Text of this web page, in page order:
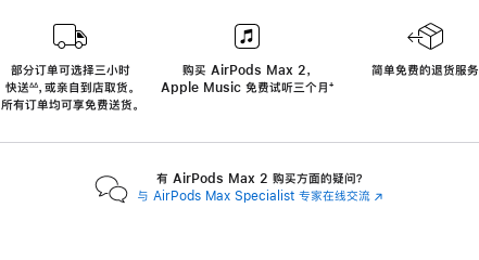
部分订单可选择三小时
快送
${translate.store.a11y.footnote}
∆∆， 或亲自到店取货。
所有订单均可享免费送货。
购买 AirPods Max 2，
Apple Music 免费试听三个月‍脚
‍⁺
简单免费的退货服务
有 AirPods Max 2 购买方面的疑问？
与 AirPods Max Specialist 专家在线交流 (在